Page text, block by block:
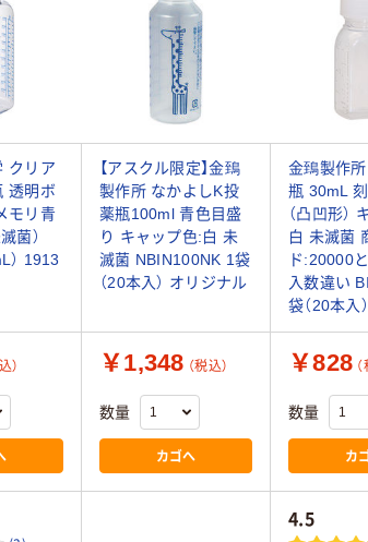
クリア
透明ボ
モリ青
菌）
） 1913
【アスクル限定】金鵄
製作所 なかよしK投
薬瓶100ml 青色目盛
り キャップ色:白 未
滅菌 NBIN100NK 1袋
（20本入） オリジナル
金鵄製作
瓶 30mL
（凸凹形）
白 未滅菌
ド:20000
入数違い
袋（20本入）
） ￥1,348 （税込）
数量
カゴへ
￥828
数量
カ
4.5